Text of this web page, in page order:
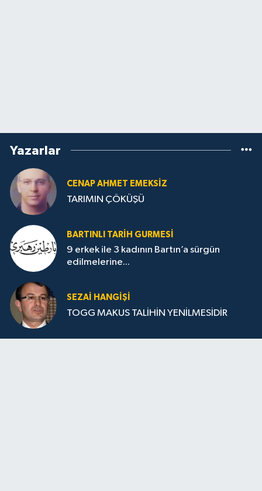
Yazarlar
CENAP AHMET EMEKSİZ
TARIMIN ÇÖKÜŞÜ
BARTINLI TARIH GURMESI
9 erkek ile 3 kadının Bartın’a sürgün
edilmelerine...
SEZAI HANGİŞİ
TOGG MAKUS TALİHİN YENİLMESİDİR